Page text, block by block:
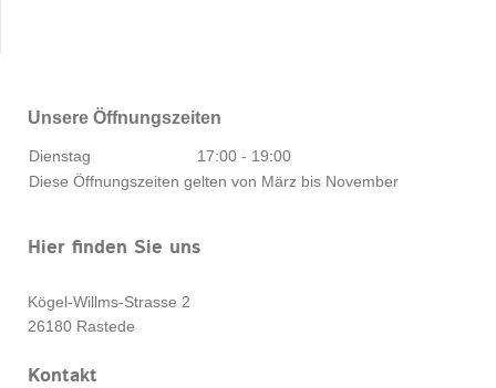
Unsere Öffnungszeiten
Dienstag 17:00 - 19:00
Diese Öffnungszeiten gelten von März bis November
Hier finden Sie uns
Kögel-Willms-Strasse 2
26180 Rastede
Kontakt